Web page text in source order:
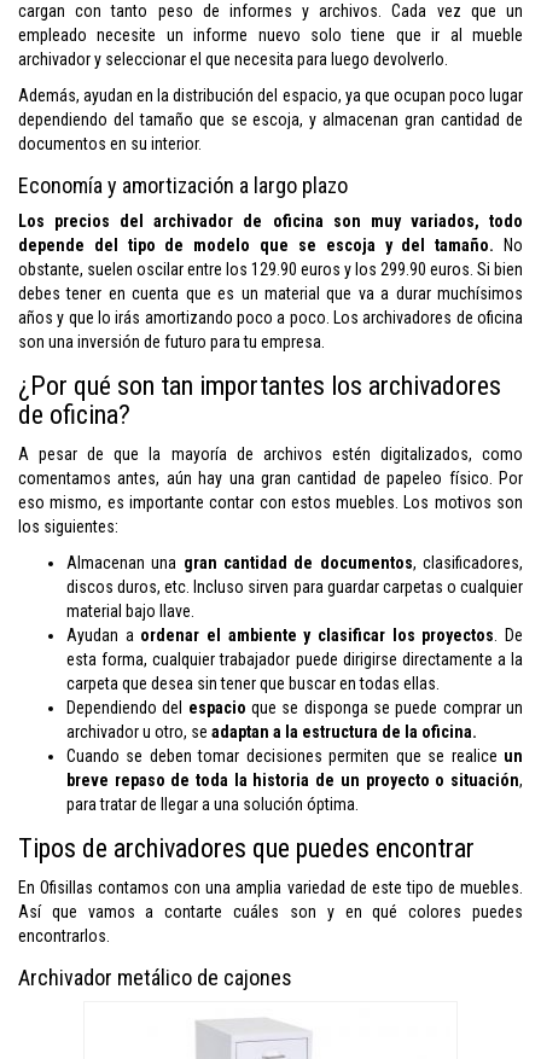
cargan con tanto peso de informes y archivos. Cada vez que un
empleado necesite un informe nuevo solo tiene que ir al mueble
archivador y seleccionar el que necesita para luego devolverlo.
Además, ayudan en la distribución del espacio, ya que ocupan poco lugar
dependiendo del tamaño que se escoja, y almacenan gran cantidad de
documentos en su interior.
Economía y amortización a largo plazo
Los precios del archivador de oficina son muy variados, todo
depende del tipo de modelo que se escoja y del tamaño. No
obstante, suelen oscilar entre los 129.90 euros y los 299.90 euros. Si bien
debes tener en cuenta que es un material que va a durar muchísimos
años y que lo irás amortizando poco a poco. Los archivadores de oficina
son una inversión de futuro para tu empresa.
¿Por qué son tan importantes los archivadores
de oficina?
A pesar de que la mayoría de archivos estén digitalizados, como
comentamos antes, aún hay una gran cantidad de papeleo físico. Por
eso mismo, es importante contar con estos muebles. Los motivos son
los siguientes:
Almacenan una gran cantidad de documentos, clasificadores,
discos duros, etc. Incluso sirven para guardar carpetas o cualquier
material bajo llave.
Ayudan a ordenar el ambiente y clasificar los proyectos. De
esta forma, cualquier trabajador puede dirigirse directamente a la
carpeta que desea sin tener que buscar en todas ellas.
Dependiendo del espacio que se disponga se puede comprar un
archivador u otro, se adaptan a la estructura de la oficina.
Cuando se deben tomar decisiones permiten que se realice un
breve repaso de toda la historia de un proyecto o situación,
para tratar de llegar a una solución óptima.
Tipos de archivadores que puedes encontrar
En Ofisillas contamos con una amplia variedad de este tipo de muebles.
Así que vamos a contarte cuáles son y en qué colores puedes
encontrarlos.
Archivador metálico de cajones